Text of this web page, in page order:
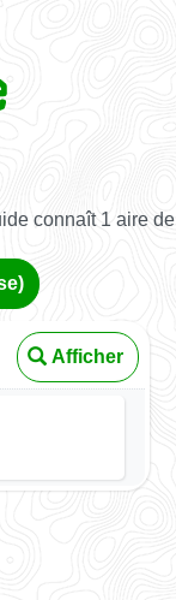
connaît 1 aire de
Afficher